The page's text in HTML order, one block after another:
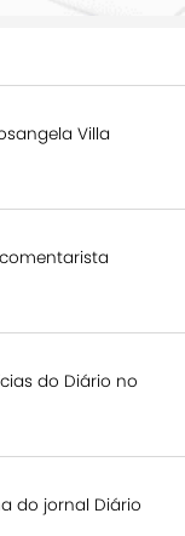
Villa
do Diário no
do jornal Diário